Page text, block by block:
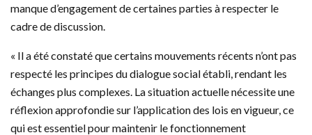
manque d’engagement de certaines parties à respecter le
cadre de discussion.
« Il a été constaté que certains mouvements récents n’ont pas
respecté les principes du dialogue social établi, rendant les
échanges plus complexes. La situation actuelle nécessite une
réflexion approfondie sur l’application des lois en vigueur, ce
qui est essentiel pour maintenir le fonctionnement